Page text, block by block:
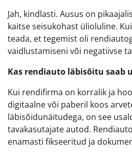
Jah, kindlasti. Ausus on
kaitse seisukohast ülioluline.
teada, et tegemist oli
vaidlustamiseni või negatiivse
Kas rendiauto läbisõitu saab
Kui rendifirma on korralik ja
digitaalne või paberil koos
läbisõidunäitudega, on see
tavakasutajate autod.
enamasti fikseeritud ja